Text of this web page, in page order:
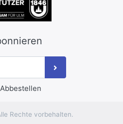
Abbestellen
Rechte vorbehalten.